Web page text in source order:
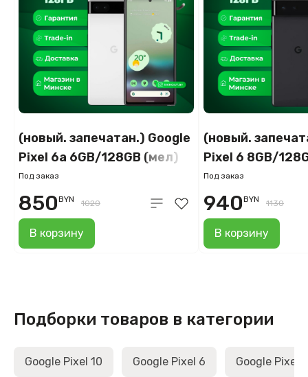
(новый. запечатан.) Google
Pixel 6a 6GB/128GB (мел)
Под заказ
В корзину
850BYN 1020
(новый.
Pixel 6 8GB/
Под заказ
В корзину
940BYN 1130
Подборки товаров в категории
Google Pixel 10 Google Pixel 6 Google Pixel 7